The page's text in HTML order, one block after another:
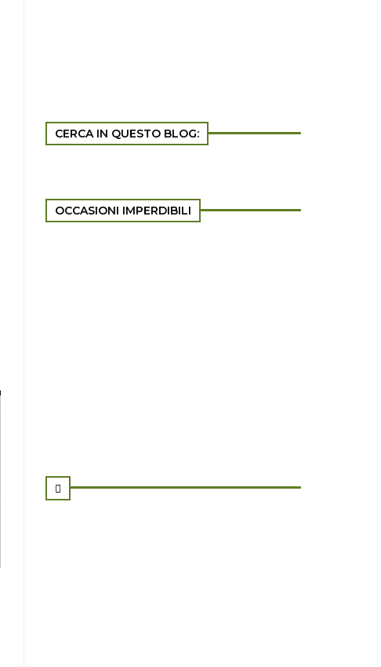
CERCA IN QUESTO BLOG:
OCCASIONI IMPERDIBILI
